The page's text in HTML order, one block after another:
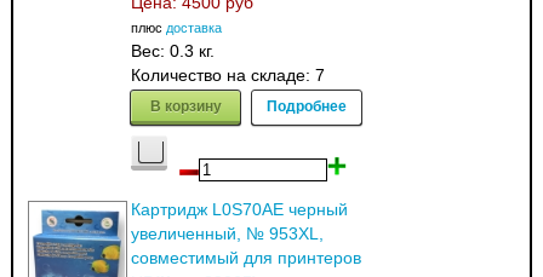
плюс доставка
Вес:0.3 кг.
Количество на складе:7
В корзину Подробнее
Картридж L0S70AE черный
увеличенный, № 953XL,
совместимый для принтеров